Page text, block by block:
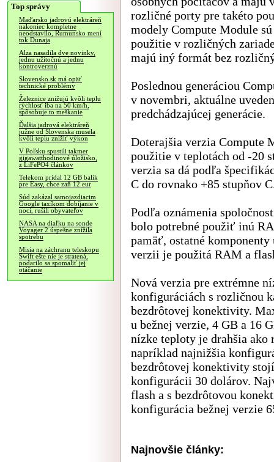
Top správy
Maďarsko jadrovú elektráreň
nakoniec kompletne
neodstavilo, Rumunsko mení
tok Dunaja
Alza nasadila dve novinky,
jednu užitočnú a jednu
kontroverznú
Slovensko.sk má opäť
technické problémy
Železnice znižujú kvôli teplu
rýchlosť iba na 50 km/h,
spôsobuje to meškanie
Ďalšia jadrová elektráreň
južne od Slovenska musela
kvôli teplu znížiť výkon
V Poľsku spustili takmer
gigawatthodinové úložisko,
z LiFePO4 článkov
Telekom pridal 12 GB balík
pre Easy, chce zaň 12 eur
Súd zakázal samojazdiacim
Google taxíkom dobíjanie v
noci, rušili obyvateľov
NASA na diaľku na sonde
Voyager 2 úspešne znížila
spotrebu
Misia na záchranu teleskopu
Swift ešte nie je stratená,
podarilo sa spomaliť jej
otáčanie
rozličné porty pre takéto
modely Compute Module sú
použitie v rozličných
majú iný formát bez
Poslednou generáciou
v novembri, aktuálne
predchádzajúcej generácie.
Doterajšia verzia Compute
použitie v teplotách od -20
verzia sa dá podľa
C do rovnako +85 stupňov
Podľa oznámenia
bolo potrebné použiť inú
pamäť, ostatné
verzii je použitá RAM a
Nová verzia pre extrémne
konfiguráciách s rozličnou
bezdrôtovej konektivity.
u bežnej verzie, 4 GB a 16
nízke teploty je drahšia ako
napríklad najnižšia
bezdrôtovej konektivity
konfigurácii 30 dolárov.
flash a s bezdrôtovou
konfigurácia bežnej verzie
Najnovšie články: